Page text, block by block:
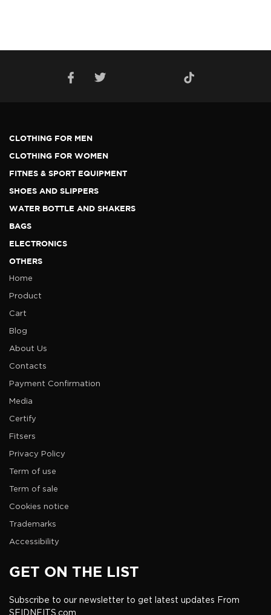
CLOTHING FOR MEN
CLOTHING FOR WOMEN
FITNES & SPORT EQUIPMENT
SHOES AND SLIPPERS
WATER BOTTLE AND SHAKERS
BAGS
ELECTRONICS
OTHERS
Home
Product
Cart
Blog
About Us
Contacts
Payment Confirmation
Media
Certify
Fitsers
Privacy Policy
Term of use
Term of sale
Cookies notice
Trademarks
Accessibility
GET ON THE LIST
Subscribe to our newsletter to get latest updates From
SFIDNFITS.com